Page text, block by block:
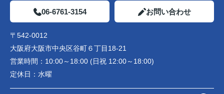
06-6761-3154 お問い合わせ
〒542-0012
大阪府大阪市中央区谷町６丁目18-21
営業時間： 10:00～18:00 (日祝 12:00～18:00)
定休日： 水曜